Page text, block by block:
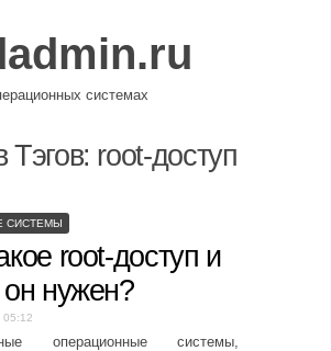
системах
Тэгов: root-доступ
СИСТЕМЫ
root-доступ и
он нужен?
05:12
операционные системы,